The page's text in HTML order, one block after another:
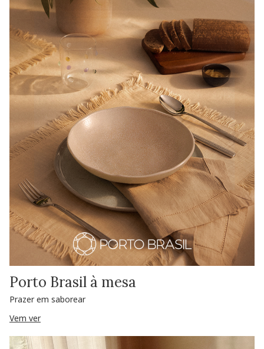
Porto Brasil à mesa
Prazer em saborear
Vem ver